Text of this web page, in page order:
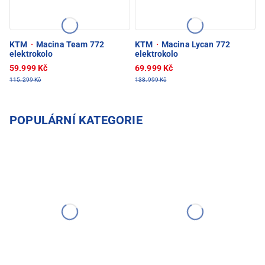
KTM · Macina Team 772
elektrokolo
59.999 Kč
115.299 Kč
KTM · Macina Lycan 772
elektrokolo
69.999 Kč
138.999 Kč
POPULÁRNÍ KATEGORIE